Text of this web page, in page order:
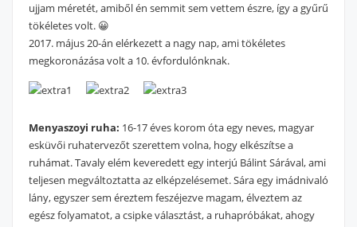
ujjam méretét, amiből én semmit sem vettem észre, így a gyűrű
tökéletes volt. 😀
2017. május 20-án elérkezett a nagy nap, ami tökéletes
megkoronázása volt a 10. évfordulónknak.
Menyaszoyi ruha: 16-17 éves korom óta egy neves, magyar
esküvői ruhatervezőt szerettem volna, hogy elkészítse a
ruhámat. Tavaly elém keveredett egy interjú Bálint Sárával, ami
teljesen megváltoztatta az elképzelésemet. Sára egy imádnivaló
lány, egyszer sem éreztem feszéjezve magam, élveztem az
egész folyamatot, a csipke választást, a ruhapróbákat, ahogy